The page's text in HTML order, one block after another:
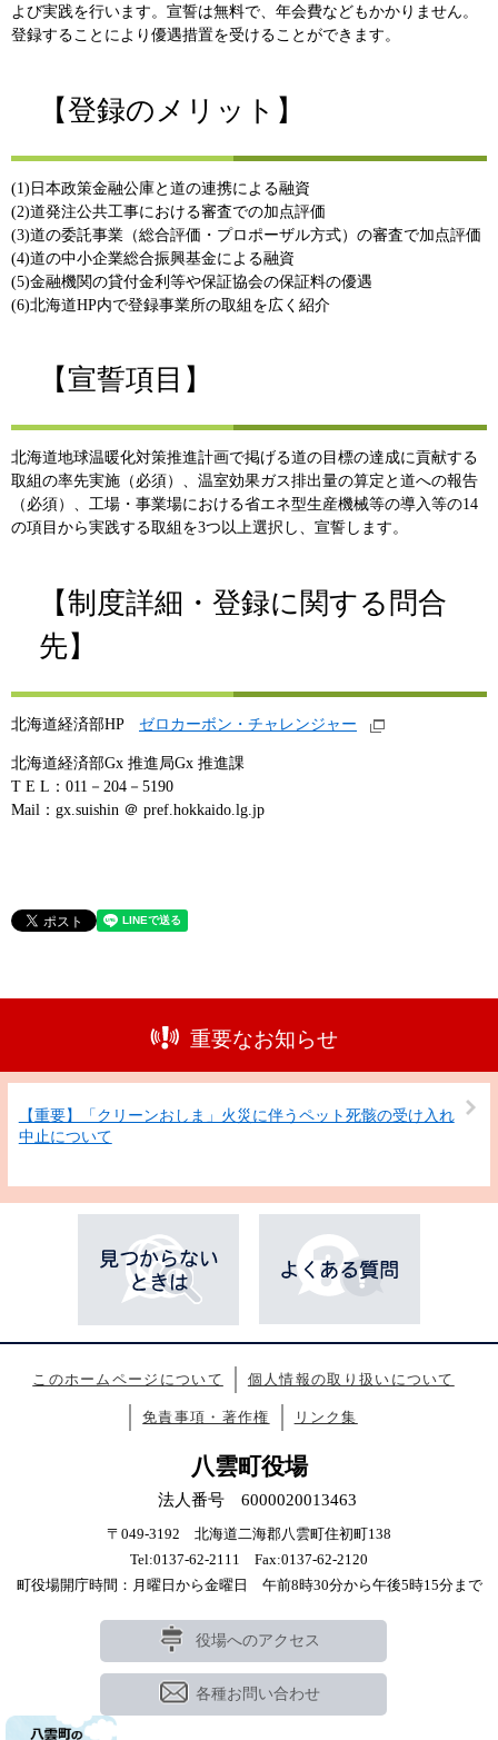
よび実践を行います。宣誓は無料で、年会費などもかかりません。
登録することにより優遇措置を受けることができます。
【登録のメリット​ 】
(1)日本政策金融公庫と道の連携による融資
(2)道発注公共工事における審査での加点評価
(3)道の委託事業（総合評価・プロポーザル方式）の審査で加点評価
(4)道の中小企業総合振興基金による融資
(5)金融機関の貸付金利等や保証協会の保証料の優遇
(6)北海道HP内で登録事業所の取組を広く紹介
【宣誓項目】
北海道地球温暖化対策推進計画で掲げる道の目標の達成に貢献する
取組の率先実施（必須）、温室効果ガス排出量の算定と道への報告
（必須）、工場・事業場における省エネ型生産機械等の導入等の14
の項目から実践する取組を3つ以上選択し、宣誓します。
【制度詳細・登録に関する問合
先】
北海道経済部HP ゼロカーボン・チャレンジャー
北海道経済部Gx 推進局Gx 推進課
T E L：011－204－5190
Mail：gx.suishin ＠ pref.hokkaido.lg.jp
重要なお知らせ
【重要】「クリーンおしま」火災に伴うペット死骸の受け入れ
中止について
このホームページについて 個人情報の取り扱いについて
免責事項・著作権 リンク集
八雲町役場
法人番号 6000020013463
〒049-3192 北海道二海郡八雲町住初町138
Tel:0137-62-2111 Fax:0137-62-2120
町役場開庁時間：月曜日から金曜日 午前8時30分から午後5時15分まで
役場へのアクセス
各種お問い合わせ